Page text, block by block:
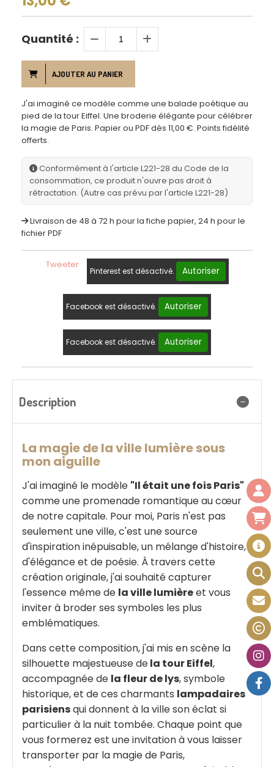
Quantité :
AJOUTER AU PANIER
J'ai imaginé ce modèle comme une balade poétique au
pied de la tour Eiffel. Une broderie élégante pour célébrer
la magie de Paris. Papier ou PDF dès 11,00 €. Points fidélité
offerts.
Conformément à l'article L221-28 du Code de la
consommation, ce produit n'ouvre pas droit à
rétractation. (Autre cas prévu par l'article L221-28)
Livraison de 48 à 72 h pour la fiche papier, 24 h pour le
fichier PDF
Tweeter
Pinterest est désactivé. Autoriser
Facebook est désactivé. Autoriser
Facebook est désactivé. Autoriser
Description
La magie de la ville lumière sous
mon aiguille
J'ai imaginé le modèle "Il était une fois Paris"
comme une promenade romantique au cœur
de notre capitale. Pour moi, Paris n'est pas
seulement une ville, c'est une source
d'inspiration inépuisable, un mélange d'histoire,
d'élégance et de poésie. À travers cette
création originale, j'ai souhaité capturer
l'essence même de la ville lumièreet vous
inviter à broder ses symboles les plus
emblématiques.
Dans cette composition, j'ai mis en scène la
silhouette majestueuse dela tour Eiffel,
accompagnée de la fleur de lys, symbole
historique, et de ces charmants lampadaires
parisiensqui donnent à la ville son éclat si
particulier à la nuit tombée. Chaque point que
vous formerez est une invitation à vous laisser
transporter par la magie de Paris,